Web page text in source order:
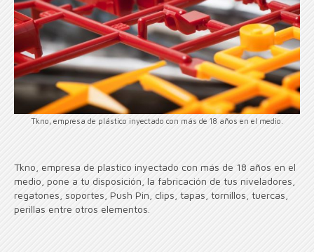
Tkno, empresa de plástico inyectado con más de 18 años en el medio.
Tkno, empresa de plastico inyectado con más de 18 años en el
medio, pone a tu disposición, la fabricación de tus niveladores,
regatones, soportes, Push Pin, clips, tapas, tornillos, tuercas,
perillas entre otros elementos.